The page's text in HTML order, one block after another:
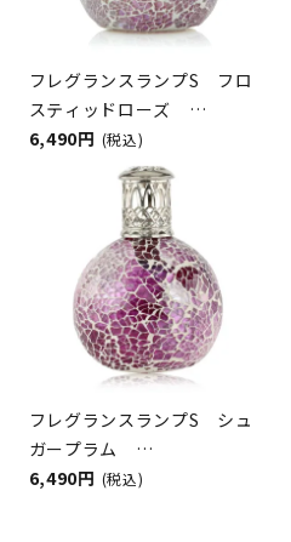
フレグランスランプS フロ
スティッドローズ
ASHLEIGH&BURWOOD（ア
シュレイアンドバーウッド）
6,490円 (税込)
フレグランスランプS シュ
ガープラム
ASHLEIGH&BURWOOD（ア
6,490円 (税込)